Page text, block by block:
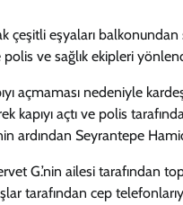
çeşitli eşyaları
ve sağlık ekipleri
açmaması nedeniyle
kapıyı açtı ve polis
ardından Seyrantepe
G.’nin ailesi tarafından
tarafından cep